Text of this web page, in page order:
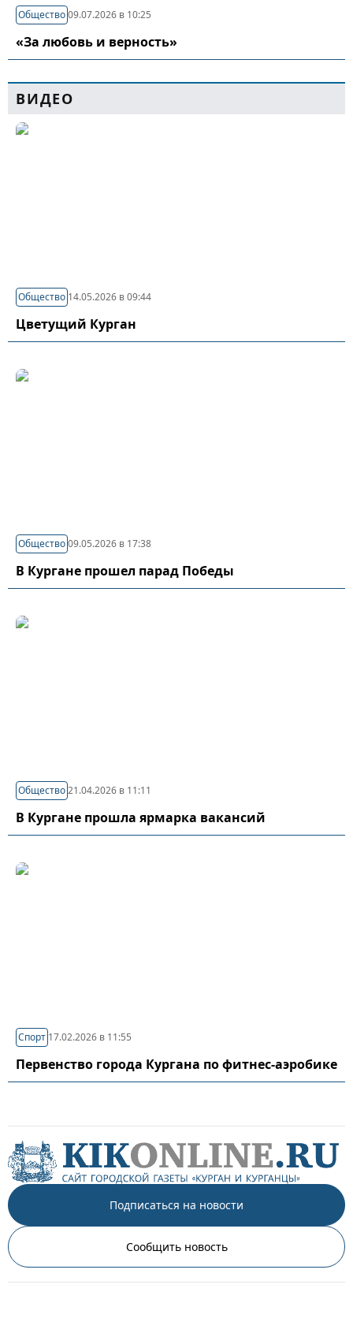
Общество09.07.2026 в 10:25
«За любовь и верность»
ВИДЕО
Общество 14.05.2026 в 09:44
Цветущий Курган
Общество09.05.2026 в 17:38
В Кургане прошел парад Победы
Общество21.04.2026 в 11:11
В Кургане прошла ярмарка вакансий
Спорт 17.02.2026 в 11:55
Первенство города Кургана по фитнес-аэробике
Подписаться на новости
Сообщить новость